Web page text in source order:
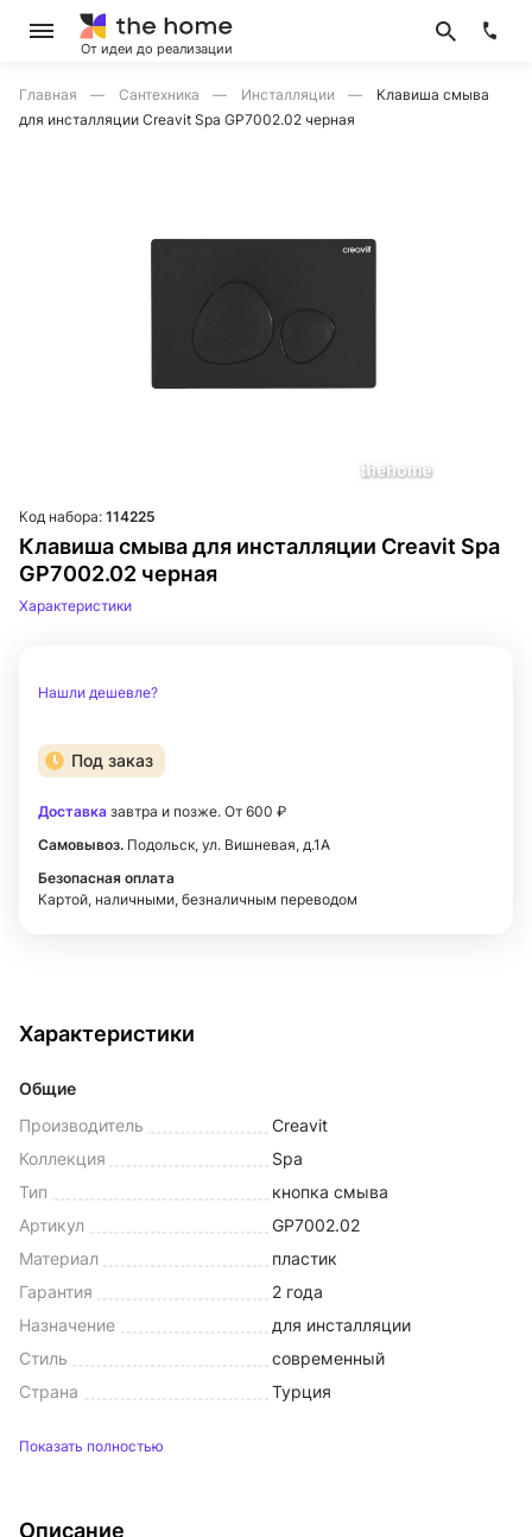
От идеи до реализации
Главная Сантехника Инсталляции
Клавиша смыва
для инсталляции Creavit Spa GP7002.02 черная
Клавиша смыва для инсталляции Creavit Spa
GP7002.02 черная
Код набора: 114225
Характеристики
Нашли дешевле?
Под заказ
Доставка завтра и позже. От 600 ₽
Самовывоз. Подольск, ул. Вишневая, д.1А
Безопасная оплата
Картой, наличными, безналичным переводом
Характеристики
Общие
Производитель
Creavit
Коллекция
Spa
Тип
кнопка смыва
Артикул
GP7002.02
Материал
пластик
Гарантия
2 года
Назначение
для инсталляции
Стиль
современный
Страна
Турция
Показать полностью
Описание